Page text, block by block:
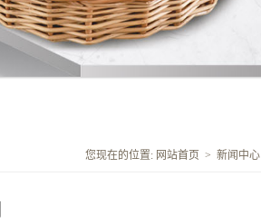
您现在的位置: 网站首页 > 新闻中心